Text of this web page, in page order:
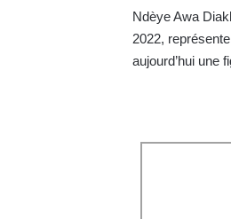
Ndèye Awa
2022,
aujourd’hui une